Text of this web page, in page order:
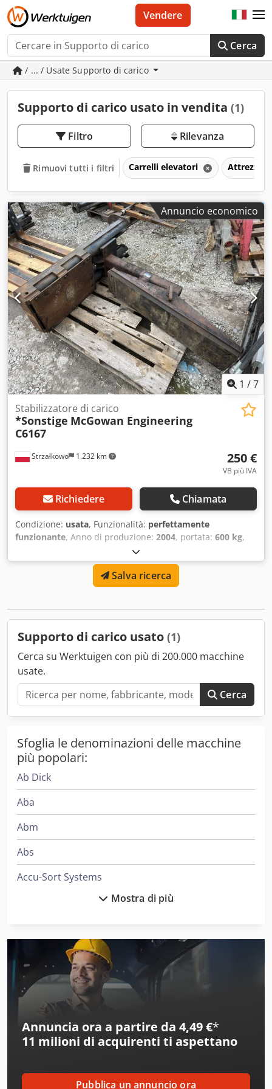
Cerca
Vendere
/ ... / Usate Supporto di carico
Supporto di carico usato in vendita (1)
Filtro Rilevanza
Rimuovi tutti i filtri Carrelli elevatori
Annuncio economico
1 /7
Strzałkowo 1.232 km
Stabilizzatore di carico
*Sonstige McGowan Engineering
C6167
250 €
VB più IVA
Richiedere Chiamata
Condizione: usata, Funzionalità: perfettamente
funzionante, Anno di produzione: 2004, portata: 600 kg,
Portacarichi Classe ISO: Classe ISO 2 = 1.000 - 2.500 kg
Dcjdpfjyz E N Tox Ahfok Condizione: Pronto all’uso e
perfettamente funzionante Condizione tecnica: buono
Salva ricerca
Supporto di carico usato (1)
Cerca su Werktuigen con più di 200.000 macchine
usate.
Cerca
Sfoglia le denominazioni delle macchine
più popolari:
Ab Dick
Aba
Abm
Abs
Accu-Sort Systems
Alberti
Alcoa
Ams
Atb
Mostra di più
Annuncia ora a partire da 4,49 €*
11 milioni di acquirenti ti aspettano
Pubblica un annuncio ora